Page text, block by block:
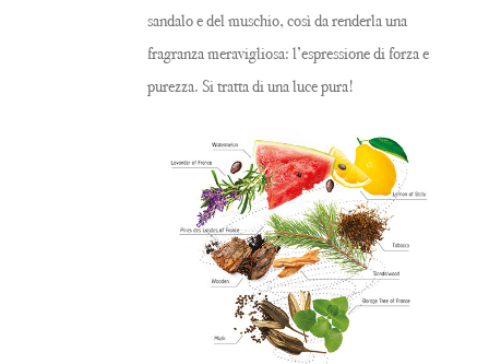
sandalo e del muschio, così da renderla una
fragranza meravigliosa: l’espressione di forza e
purezza. Si tratta di una luce pura!